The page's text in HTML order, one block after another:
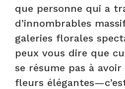
que personne qui a
d’innombrables
galeries florales
peux vous dire que
se résume pas à
fleurs